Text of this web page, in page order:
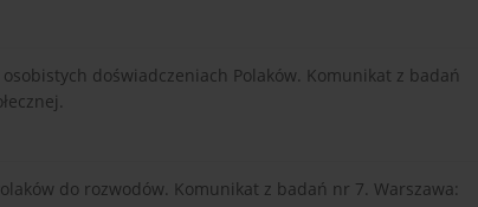
doświadczeniach Polaków. Komunikat z badań
do rozwodów. Komunikat z badań nr 7. Warszawa: